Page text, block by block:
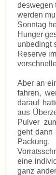
deswegen
werden
Sonntag
Hunger
unbedingt
Reserve
Aber an
fahren,
darauf
aus
Pulver
geht dann
eine
ganz